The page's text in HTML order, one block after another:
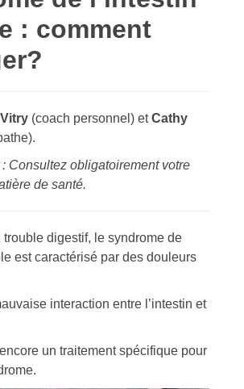
: comment
(coach personnel) etCathy
: Consultez obligatoirement votre
de santé.
trouble digestif, le syndrome de
est caractérisé par des douleurs
interaction entre l’intestin et
encore un traitement spécifique pour